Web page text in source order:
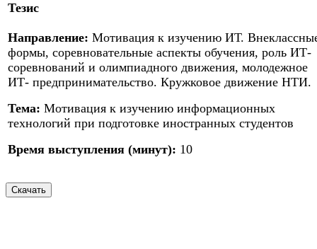
Тезис
Направление: Мотивация к изучению ИТ.
формы, соревновательные аспекты обучения, роль ИТ-
соревнований и олимпиадного движения, молодежное
ИТ- предпринимательство. Кружковое движение НТИ.
Тема: Мотивация к изучению информационных
технологий при подготовке иностранных студентов
Время выступления (минут): 10